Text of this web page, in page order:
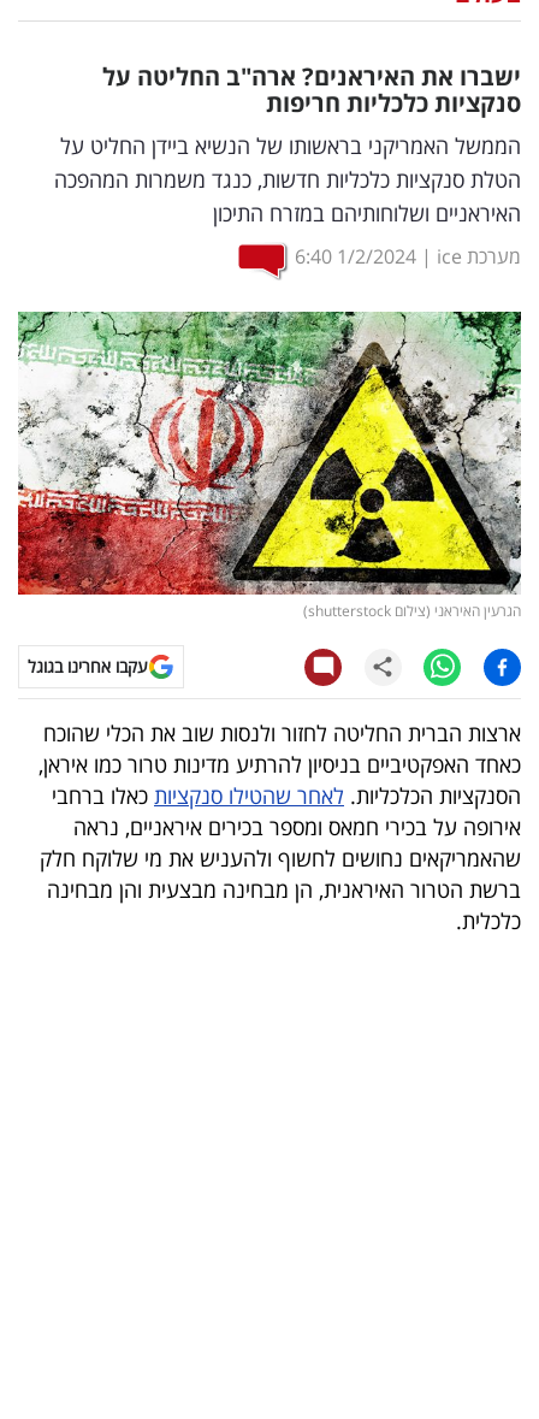
דיגיטל
וטק
שיווק
ופרסום
מדדים
ומחקרים
דעות
רכילות
עסקית
קריפטו
ויראלי
טלוויזיה
עסקי
ספורט
קריירה
ולימודים
ישברו את האיראנים? ארה"ב החליטה על
סנקציות כלכליות חריפות
הממשל האמריקני בראשותו של הנשיא ביידן החליט על
הטלת סנקציות כלכליות חדשות, כנגד משמרות המהפכה
האיראניים ושלוחותיהם במזרח התיכון
מערכת ice |
1/2/2024
6:40
הגרעין האיראני (צילום shutterstock)
עקבו אחרינו בגוגל
ארצות הברית החליטה לחזור ולנסות שוב את הכלי שהוכח
כאחד האפקטיביים בניסיון להרתיע מדינות טרור כמו איראן,
הסנקציות הכלכליות. לאחר שהטילו סנקציות כאלו ברחבי
אירופה על בכירי חמאס ומספר בכירים איראניים, נראה
שהאמריקאים נחושים לחשוף ולהעניש את מי שלוקח חלק
ברשת הטרור האיראנית, הן מבחינה מבצעית והן מבחינה
כלכלית.